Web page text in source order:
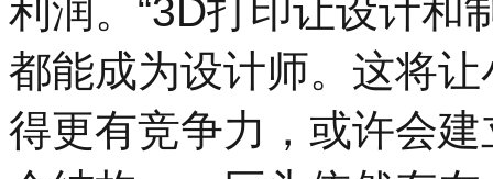
利润。“3D打印让设计和
都能成为设计师。这将让
得更有竞争力，或许会